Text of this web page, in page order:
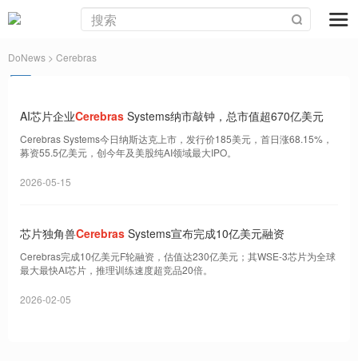
DoNews > Cerebras
AI芯片企业Cerebras Systems纳市敲钟，总市值超670亿美元
Cerebras Systems今日纳斯达克上市，发行价185美元，首日涨68.15%，
募资55.5亿美元，创今年及美股纯AI领域最大IPO。
2026-05-15
芯片独角兽Cerebras Systems宣布完成10亿美元融资
Cerebras完成10亿美元F轮融资，估值达230亿美元；其WSE-3芯片为全球
最大最快AI芯片，推理训练速度超竞品20倍。
2026-02-05